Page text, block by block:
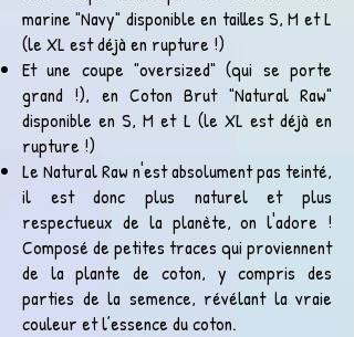
marine "Navy" disponible en tailles S, M et L
(le XL est déjà en rupture !)
Et une coupe "oversized" (qui se porte
grand !), en Coton Brut "Natural Raw"
disponible en S, M et L (le XL est déjà en
rupture !)
Le Natural Raw n'est absolument pas teinté,
il est donc plus naturel et plus
respectueux de la planète, on l'adore !
Composé de petites traces qui proviennent
de la plante de coton, y compris des
parties de la semence, révélant la vraie
couleur et l’essence du coton.